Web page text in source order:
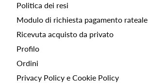
Politica dei resi
Modulo di richiesta pagamento rateale
Ricevuta acquisto da privato
Profilo
Ordini
Privacy Policy e Cookie Policy